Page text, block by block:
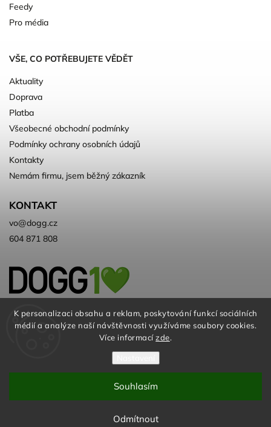
K personalizaci obsahu a reklam, poskytování funkcí sociálních
médií a analýze naší návštěvnosti využíváme soubory cookies.
Více informacízde.
Odmítnout
Souhlasím
Feedy
Pro média
VŠE, CO POTŘEBUJETE VĚDĚT
Aktuality
Doprava
Platba
Všeobecné obchodní podmínky
Podmínky ochrany osobních údajů
Kontakty
Nemám firmu, jsem běžný zákazník
KONTAKT
vo@dogg.cz
604 871 808
Velkoobchod kvalitních a ♻️eko
chovatelských potřeb. Už 10 let